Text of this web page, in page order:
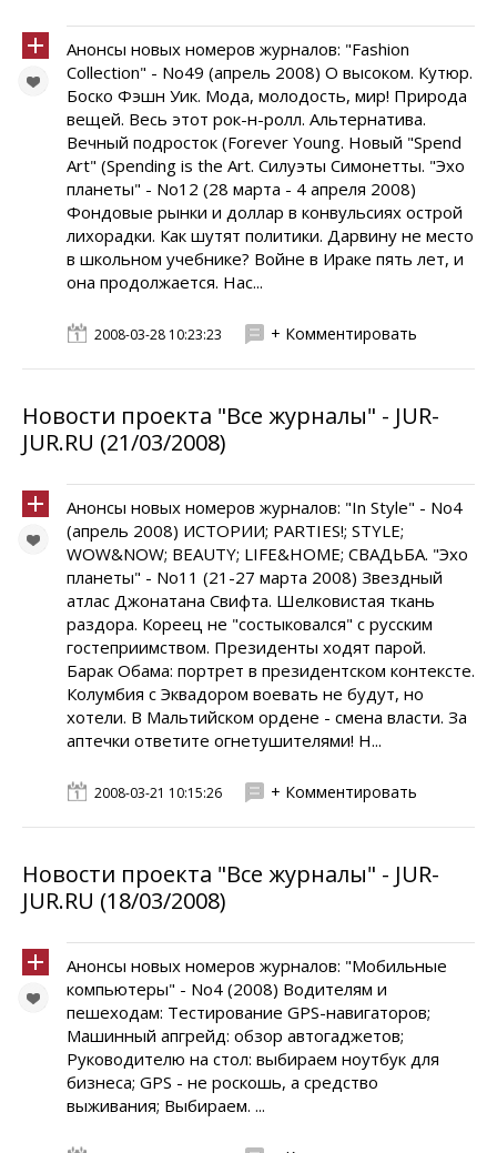
Анонсы новых номеров журналов: "Fashion
Collection" - No49 (апрель 2008) О высоком. Кутюр.
Боско Фэшн Уик. Мода, молодость, мир! Природа
вещей. Весь этот рок-н-ролл. Альтернатива.
Вечный подросток (Forever Young. Новый "Spend
Art" (Spending is the Art. Силуэты Симонетты. "Эхо
планеты" - No12 (28 марта - 4 апреля 2008)
Фондовые рынки и доллар в конвульсиях острой
лихорадки. Как шутят политики. Дарвину не место
в школьном учебнике? Войне в Ираке пять лет, и
она продолжается. Нас...
2008-03-28 10:23:23 + Комментировать
Новости проекта "Все журналы" - JUR-
JUR.RU (21/03/2008)
Анонсы новых номеров журналов: "In Style" - No4
(апрель 2008) ИСТОРИИ; PARTIES!; STYLE;
WOW&NOW; BEAUTY; LIFE&HOME; СВАДЬБА. "Эхо
планеты" - No11 (21-27 марта 2008) Звездный
атлас Джонатана Свифта. Шелковистая ткань
раздора. Кореец не "состыковался" с русским
гостеприимством. Президенты ходят парой.
Барак Обама: портрет в президентском контексте.
Колумбия с Эквадором воевать не будут, но
хотели. В Мальтийском ордене - смена власти. За
аптечки ответите огнетушителями! Н...
2008-03-21 10:15:26 + Комментировать
Новости проекта "Все журналы" - JUR-
JUR.RU (18/03/2008)
Анонсы новых номеров журналов: "Мобильные
компьютеры" - No4 (2008) Водителям и
пешеходам: Тестирование GPS-навигаторов;
Машинный апгрейд: обзор автогаджетов;
Руководителю на стол: выбираем ноутбук для
бизнеса; GPS - не роскошь, а средство
выживания; Выбираем. ...